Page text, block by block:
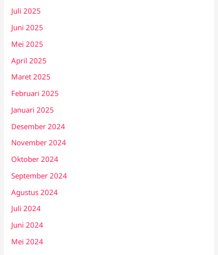
Juli 2025
Juni 2025
Mei 2025
April 2025
Maret 2025
Februari 2025
Januari 2025
Desember 2024
November 2024
Oktober 2024
September 2024
Agustus 2024
Juli 2024
Juni 2024
Mei 2024